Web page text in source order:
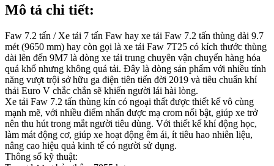
Mô tả chi tiết:
Faw 7.2 tấn / Xe tải 7 tấn Faw hay xe tải Faw 7.2 tấn thùng dài 9.7
mét (9650 mm) hay còn gọi là xe tải Faw 7T25 có kích thước thùng
dài lên đến 9M7 là dòng xe tải trung chuyên vận chuyển hàng hóa
quá khổ nhưng không quá tải. Đây là dòng sản phẩm với nhiều tính
năng vượt trội sở hữu ga điện tiên tiến đời 2019 và tiêu chuẩn khí
thải Euro V chắc chắn sẽ khiến người lái hài lòng.
Xe tải Faw 7.2 tấn thùng kín có ngoại thất được thiết kế vô cùng
mạnh mẽ, với nhiều điểm nhấn được mạ crom nổi bật, giúp xe trở
nên thu hút trong mắt người tiêu dùng. Với thiết kế khí động học,
làm mát động cơ, giúp xe hoạt động êm ái, ít tiêu hao nhiên liệu,
nâng cao hiệu quả kinh tế có người sử dụng.
Thông số kỹ thuật: